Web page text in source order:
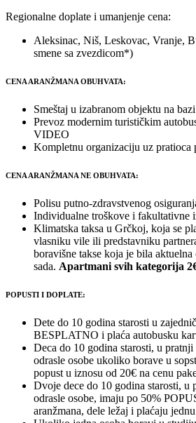
Regionalne doplate i umanjenje cena:
Aleksinac, Niš, Leskovac, Vranje,
smene sa zvezdicom*)
CENA ARANŽMANA OBUHVATA:
Smeštaj u izabranom objektu na
Prevoz modernim turističkim
VIDEO
Kompletnu organizaciju uz pratioca
CENA ARANŽMANA NE OBUHVATA:
Polisu putno-zdravstvenog
Individualne troškove i fakultativne
Klimatska taksa u Grčkoj, koja se
vlasniku vile ili predstavniku
boravišne takse koja je bila
sada. Apartmani svih kategorija
POPUSTI I DOPLATE:
Dete do 10 godina starosti u
BESPLATNO i plaća autobusku
Deca do 10 godina starosti, u
odrasle osobe ukoliko borave u
popust u iznosu od 20€ na cenu
Dvoje dece do 10 godina starosti, u
odrasle osobe, imaju po 50%
aranžmana, dele ležaj i plaćaju